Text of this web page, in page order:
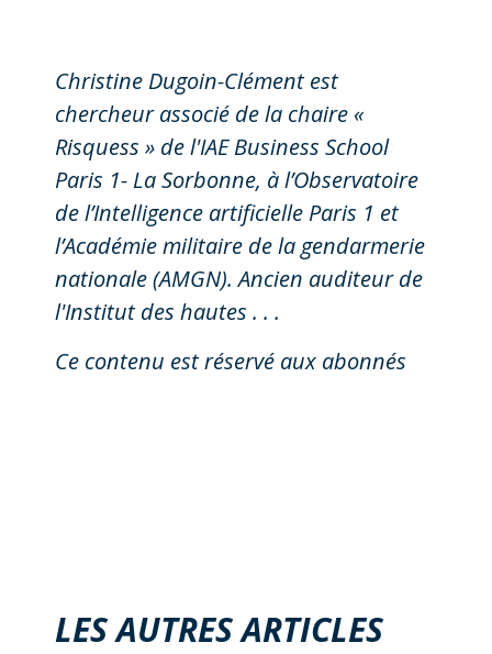
Christine Dugoin-Clément est
chercheur associé de la chaire«
Risquess » de l'IAE Business School
Paris 1- La Sorbonne, à l’Observatoire
de l’Intelligence artificielle Paris 1 et
l’Académie militaire de la gendarmerie
nationale (AMGN). Ancien auditeur de
l'Institut des hautes . . .
Ce contenu est réservé aux abonnés
LES AUTRES ARTICLES